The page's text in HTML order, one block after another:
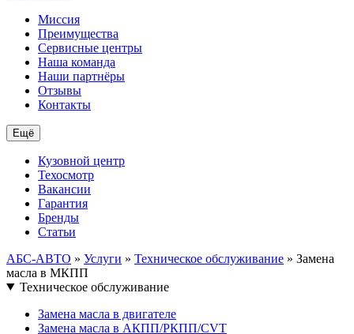
Миссия
Преимущества
Сервисные центры
Наша команда
Наши партнёры
Отзывы
Контакты
Ещё
Кузовной центр
Техосмотр
Вакансии
Гарантия
Бренды
Статьи
АБС-АВТО » Услуги » Техническое обслуживание » Замена
масла в МКПП
Техническое обслуживание
Замена масла в двигателе
Замена масла в АКПП/РКПП/CVT